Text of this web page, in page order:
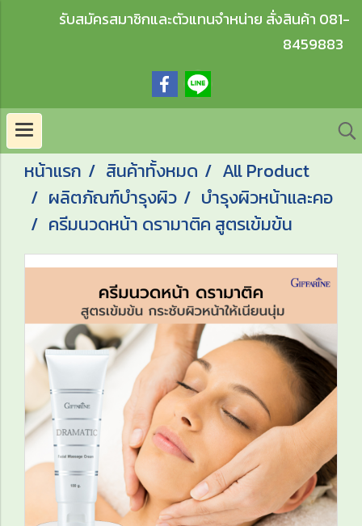
รับสมัครสมาชิกและตัวแทนจำหน่าย สั่งสินค้า 081-
8459883
หน้าแรก สินค้าทั้งหมด
All Product
ผลิตภัณฑ์บำรุงผิว
บำรุงผิวหน้าและคอ
ครีมนวดหน้า ดรามาติค สูตรเข้มข้น